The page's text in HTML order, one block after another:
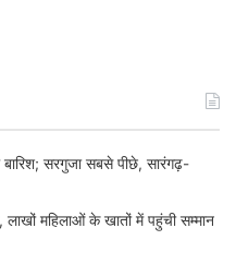
सरगुजा सबसे पीछे, सारंगढ़-
लाखों महिलाओं के खातों में पहुंची सम्मान